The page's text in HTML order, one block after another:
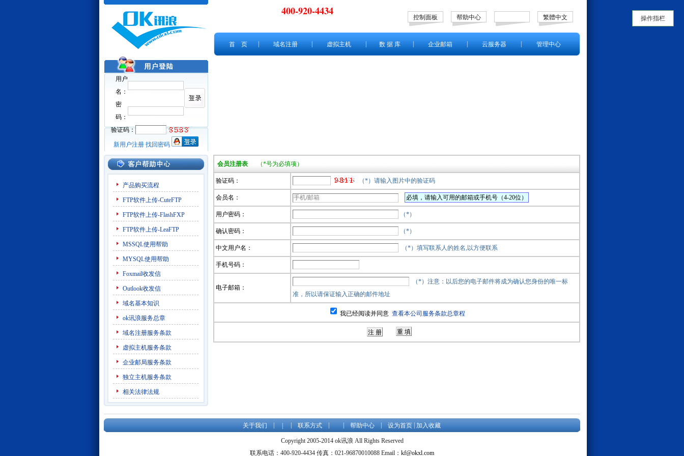
400-920-4434 控制面板 帮助中心 繁體中文
首 页 域名注册 虚拟主机 数 据 库 企业邮箱 云服务器 管理中心
用户
名：
密
码：
验证码：
新用户注册 找回密码
产品购买流程
FTP软件上传-CuteFTP
FTP软件上传-FlashFXP
FTP软件上传-LeaFTP
MSSQL使用帮助
MYSQL使用帮助
Foxmail收发信
Outlook收发信
域名基本知识
ok讯浪服务总章
域名注册服务条款
虚拟主机服务条款
企业邮局服务条款
独立主机服务条款
相关法律法规
会员注册表 （*号为必填项）
验证码： （*）请输入图片中的验证码
会员名： 必填，请输入可用的邮箱或手机号（4-20位）
用户密码： （*）
确认密码： （*）
中文用户名： （*）填写联系人的姓名,以方便联系
手机号码：
电子邮箱：
（*）注意：以后您的电子邮件将成为确认您身份的唯一标
准，所以请保证输入正确的邮件地址
我已经阅读并同意 查看本公司服务条款总章程
关于我们 联系方式 帮助中心 设为首页 加入收藏
Copyright 2005-2014 ok讯浪 All Rights Reserved
联系电话：400-920-4434 传真：021-96870010088 Email： kf@okxl.com
操作指栏